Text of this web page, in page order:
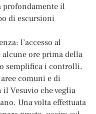
profondamente il
di escursioni
l’accesso al
ore prima della
semplifica i controlli,
comuni e di
il Vesuvio che veglia
Una volta effettuata